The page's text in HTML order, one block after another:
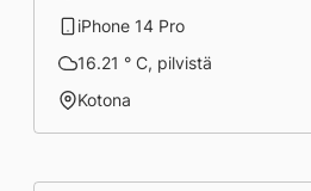
iPhone 14 Pro
16.21 ° C, pilvistä
Kotona